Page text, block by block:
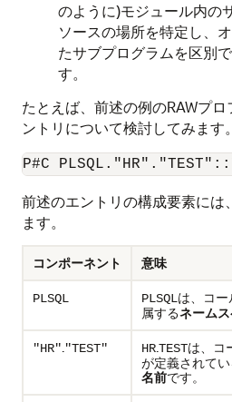
のように)モジュール内の
ソースの場所を特定し、
たサブプログラムを区別
す。
たとえば、前述の例のRAWプ
ントリについて検討してみます。
前述のエントリの構成要素には
ます。
コンポーネント 意味
PLSQL PLSQLは、コ
属するネーム
"HR"."TEST" HR.TESTは、コ
が定義されて
名前です。